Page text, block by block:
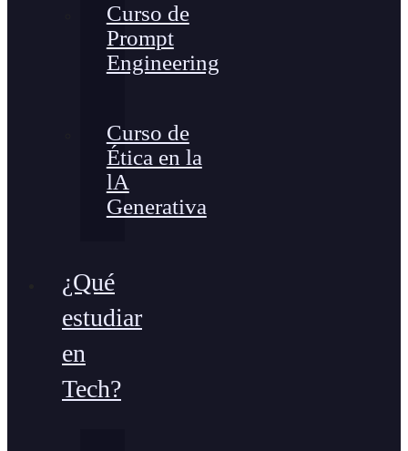
Curso de
Prompt
Engineering
Curso de
Ética en la
lA
Generativa
¿Qué
estudiar
en
Tech?